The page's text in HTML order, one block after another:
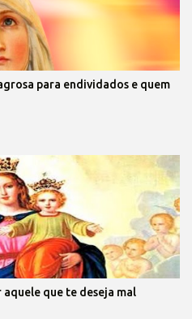
para endividados e quem
que te deseja mal